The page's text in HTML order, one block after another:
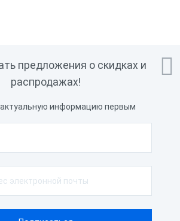

предложения о скидках и
распродажах!
актуальную информацию первым